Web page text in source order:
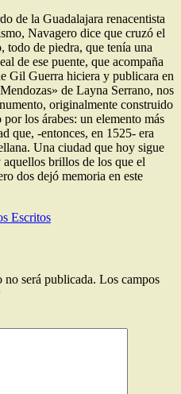
de la Guadalajara renacentista
Navagero dice que cruzó el
todo de piedra, que tenía una
de ese puente, que acompaña
Gil Guerra hiciera y publicara en
de Layna Serrano, nos
originalmente construido
los árabes: un elemento más
que, -entonces, en 1525- era
Una ciudad que hoy sigue
brillos de los que el
dos dejó memoria en este
Escritos
será publicada. Los campos